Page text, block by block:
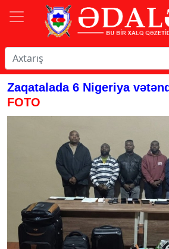
Zaqatalada 6 Nigeriya
FOTO